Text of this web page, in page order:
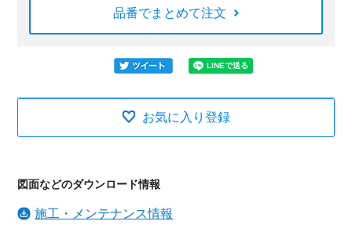
品番でまとめて注文
お気に入り登録
図面などのダウンロード情報
施工・メンテナンス情報